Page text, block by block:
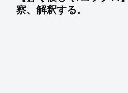
察、解釈する。